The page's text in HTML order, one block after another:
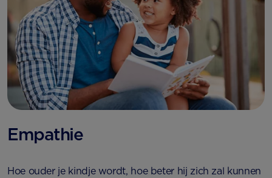
Empathie
Hoe ouder je kindje wordt, hoe beter hij zich zal kunnen